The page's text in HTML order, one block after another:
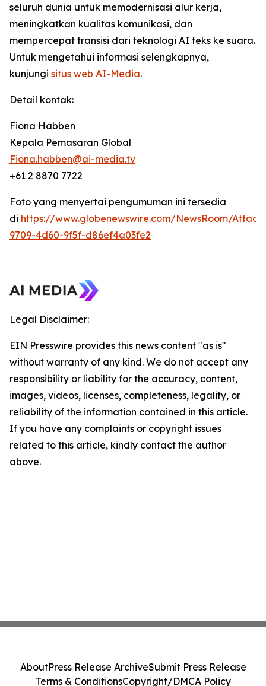
seluruh dunia untuk memodernisasi alur kerja,
meningkatkan kualitas komunikasi, dan
mempercepat transisi dari teknologi AI teks ke suara.
Untuk mengetahui informasi selengkapnya,
kunjungi situs web AI-Media.
Detail kontak:
Fiona Habben
Kepala Pemasaran Global
Fiona.habben@ai-media.tv
+61 2 8870 7722
Foto yang menyertai pengumuman ini tersedia
di https://www.globenewswire.com/NewsRoom/
9709-4d60-9f5f-d86ef4a03fe2
Legal Disclaimer:
EIN Presswire provides this news content "as is"
without warranty of any kind. We do not accept any
responsibility or liability for the accuracy, content,
images, videos, licenses, completeness, legality, or
reliability of the information contained in this article.
If you have any complaints or copyright issues
related to this article, kindly contact the author
above.
AboutPress Release ArchiveSubmit Press Release
Terms & ConditionsCopyright/DMCA Policy